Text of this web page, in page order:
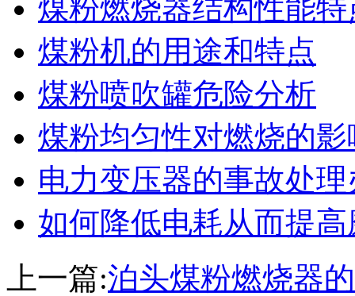
煤粉燃烧器结构性能特
煤粉机的用途和特点
煤粉喷吹罐危险分析
煤粉均匀性对燃烧的影
电力变压器的事故处理
如何降低电耗从而提
上一篇:泊头煤粉燃烧器